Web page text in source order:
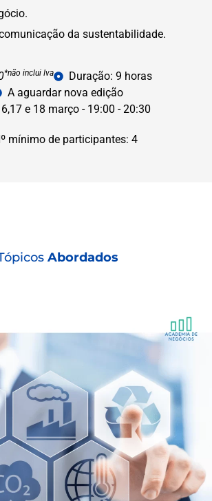
da sustentabilidade.
*não inclui Iva
Duração: 9 horas
A aguardar nova edição
e 18 março - 19:00 - 20:30
mínimo de participantes: 4
Abordados